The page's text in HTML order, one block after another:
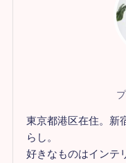
東京都港区在住。新
らし。
好きなものはインテ